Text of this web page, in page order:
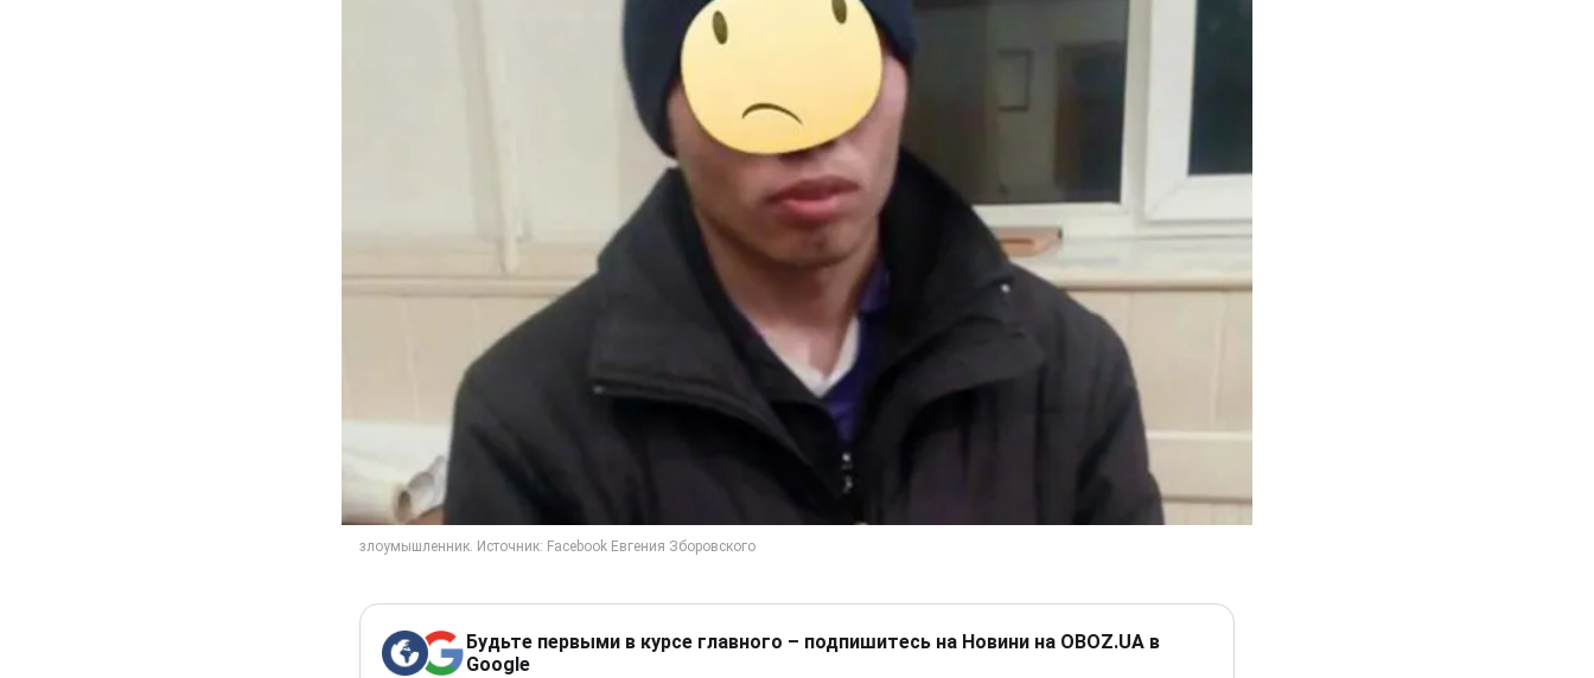
Будьте первыми в курсе главного – подпишитесь на Новини на OBOZ.UA в
Google